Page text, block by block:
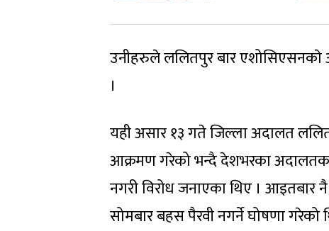
उनीहरुले ललितपुर बार एशोसिएसनकाे
।
यही असार १३ गते जिल्ला अदालत
आक्रमण गरेको भन्दै देशभरका
नगरी विरोध जनाएका थिए । आइतबार
सोमबार बहस पैरवी नगर्ने घोषणा गरेको